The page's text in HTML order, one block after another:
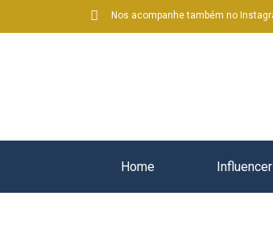
Nos acompanhe também no
Home Influencer